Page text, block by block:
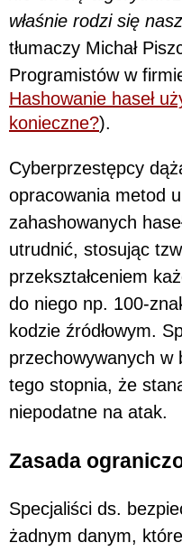
właśnie rodzi się
tłumaczy Michał
Programistów w
Hashowanie haseł
konieczne?).
Cyberprzestępcy
opracowania metod
zahashowanych
utrudnić, stosując
przekształceniem
do niego np. 100-
kodzie źródłowym.
przechowywanych w
tego stopnia, że
niepodatne na atak.
Zasada
Specjaliści ds.
żadnym danym,